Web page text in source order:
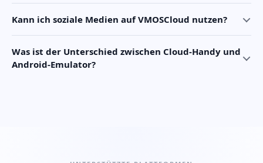
Kann ich soziale Medien auf VMOSCloud nutzen?
Was ist der Unterschied zwischen Cloud-Handy und
Android-Emulator?